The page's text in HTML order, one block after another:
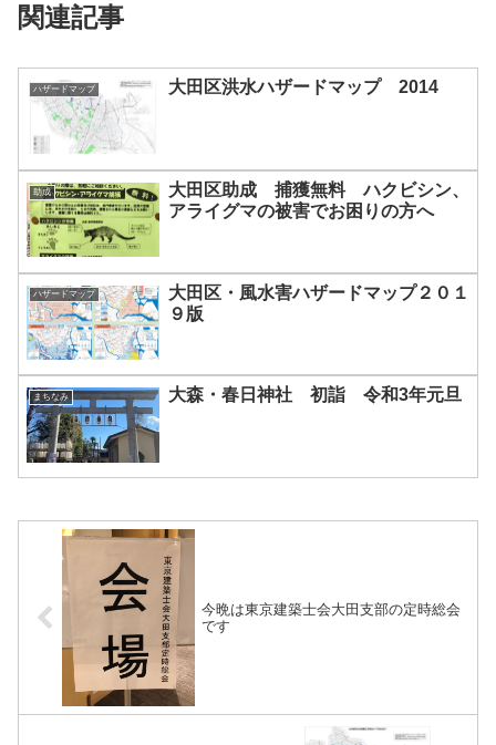
関連記事
ハザードマップ 大田区洪水ハザードマップ 2014
助成
大田区助成 捕獲無料 ハクビシン、
アライグマの被害でお困りの方へ
ハザードマップ
大田区・風水害ハザードマップ２０１
９版
まちなみ 大森・春日神社 初詣 令和3年元旦
今晩は東京建築士会大田支部の定時総会
です